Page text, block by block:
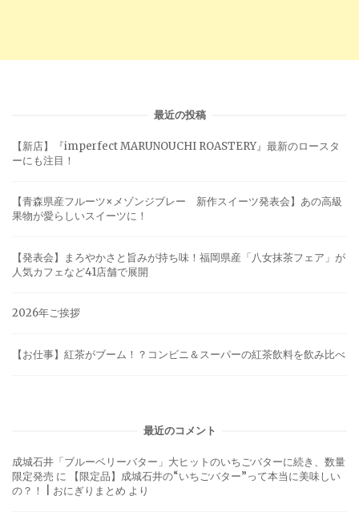
最近の投稿
【新店】『imperfect MARUNOUCHI ROASTERY』最新のロースタ
ーにも注目！
【青森県産フルーツ×メゾンジブレー 新作スイーツ発表会】あの高級
果物が愛らしいスイーツに！
【発表会】まろやかさと旨みが持ち味！福岡県産「八女抹茶フェア」が
人気カフェなど41店舗で展開
2026年ご挨拶
【お仕事】紅茶がブーム！？コンビニ＆スーパーの紅茶飲料を飲み比べ
最近のコメント
成城石井「ブルーベリーバター」大ヒットのいちごバターに続き、数量
限定発売 に
【限定品】成城石井の“いちごバター”って本当に美味しい
の？！ | おにぎりまとめ より